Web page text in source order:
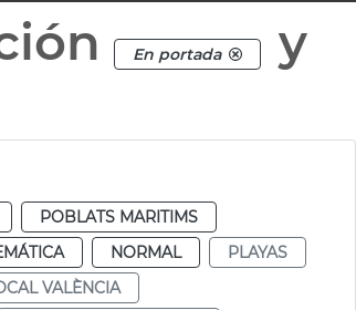
En portada
y
POBLATS MARITIMS
NORMAL
PLAYAS
VALÈNCIA